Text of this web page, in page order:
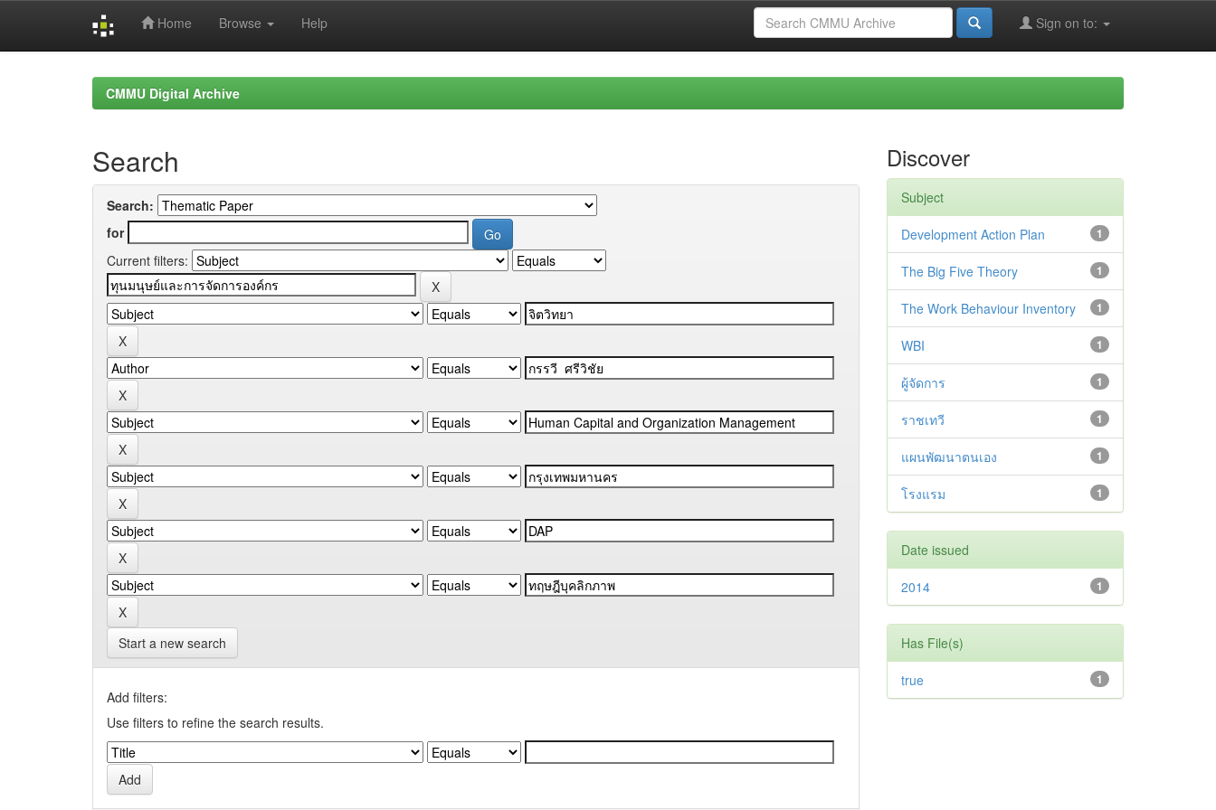
Home Browse Help Sign on to:
CMMU Digital Archive
Search
Search:
for
Current filters:
Start a new search
Add filters:
Use filters to refine the search results.
Discover
Subject
1
Development Action Plan
1
The Big Five Theory
1
The Work Behaviour Inventory
1
WBI
1
ผู้จัดการ
1
ราชเทวี
1
แผนพัฒนาตนเอง
1
โรงแรม
Date issued
1
2014
Has File(s)
1
true